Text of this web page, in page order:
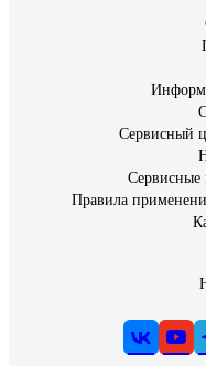
55 отзывов
Отзыв о Каучуковый
Aquastop (прозрачный;
Сервисный
Сервисные
Правила